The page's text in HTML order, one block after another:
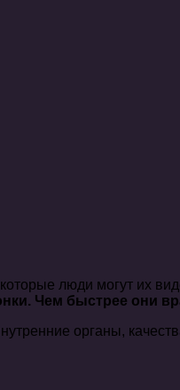
люди могут их
Чем быстрее они
органы,